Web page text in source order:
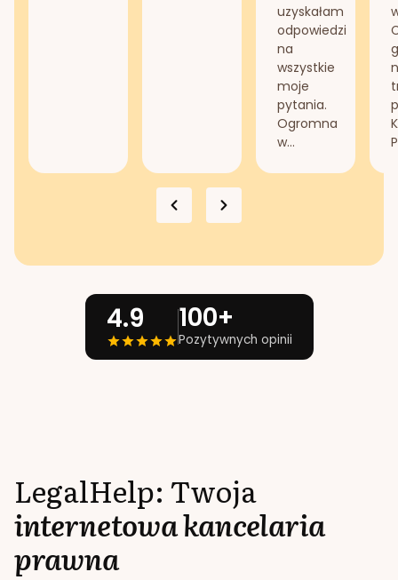
uzyskałam
odpowiedzi
na
wszystkie
moje
pytania.
Ogromna
w...
4.9 100+
Pozytywnych opinii
LegalHelp: Twoja
internetowa kancelaria
prawna